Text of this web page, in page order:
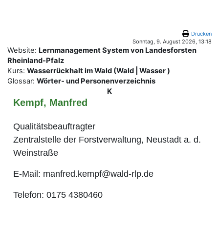
Drucken
Sonntag, 9. August 2026, 13:18
Website: Lernmanagement System von Landesforsten
Rheinland-Pfalz
Kurs: Wasserrückhalt im Wald (Wald | Wasser )
Glossar: Wörter- und Personenverzeichnis
K
Kempf, Manfred
Qualitätsbeauftragter
Zentralstelle der Forstverwaltung, Neustadt a. d.
Weinstraße
E-Mail: manfred.kempf@wald-rlp.de
Telefon: 0175 4380460